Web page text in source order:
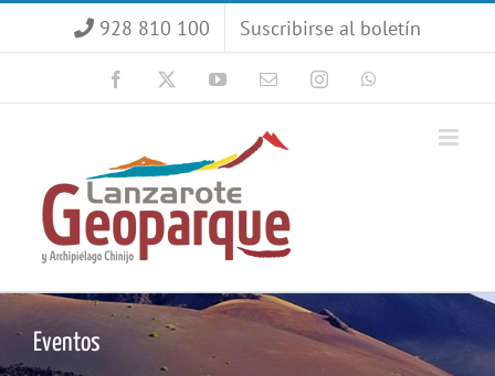
928 810 100 Suscribirse al boletín
Facebook YouTubeCorreoInstagram
Eventos